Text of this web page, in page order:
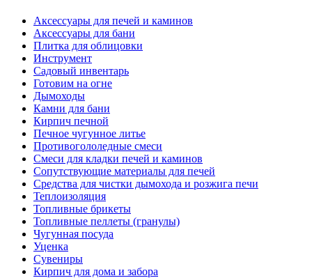
Аксессуары для печей и каминов
Аксессуары для бани
Плитка для облицовки
Инструмент
Садовый инвентарь
Готовим на огне
Дымоходы
Камни для бани
Кирпич печной
Печное чугунное литье
Противогололедные смеси
Смеси для кладки печей и каминов
Сопутствующие материалы для печей
Средства для чистки дымохода и розжига печи
Теплоизоляция
Топливные брикеты
Топливные пеллеты (гранулы)
Чугунная посуда
Уценка
Сувениры
Кирпич для дома и забора